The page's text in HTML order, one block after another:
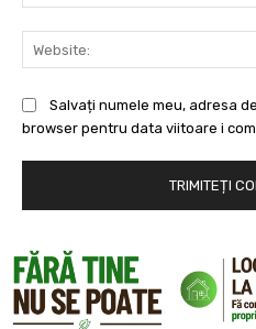
Salvați numele meu, adresa
browser pentru data viitoare i